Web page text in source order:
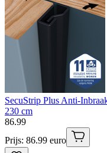
SecuStrip Plus Anti-
230 cm
86.99
Prijs: 86.99 euro